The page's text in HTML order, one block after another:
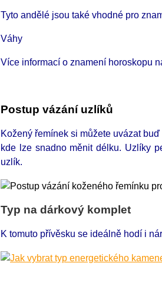
Tyto andělé jsou také vhodné pro
Váhy
Více informací o znamení horoskopu
Postup vázání uzlíků
Kožený řemínek si můžete uvázat
kde lze snadno měnit délku. Uzlíky
uzlík.
Typ na dárkový komplet
K tomuto přívěsku se ideálně hodí i